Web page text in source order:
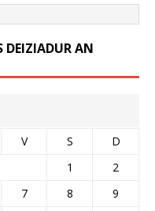
DEIZIADUR AN
V S
D
1
2
7 8
9